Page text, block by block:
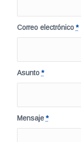
Correo electrónico*
Asunto*
Mensaje*